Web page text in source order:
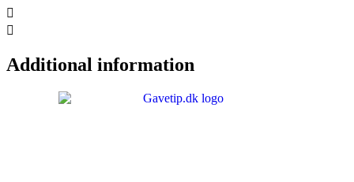
Additional information